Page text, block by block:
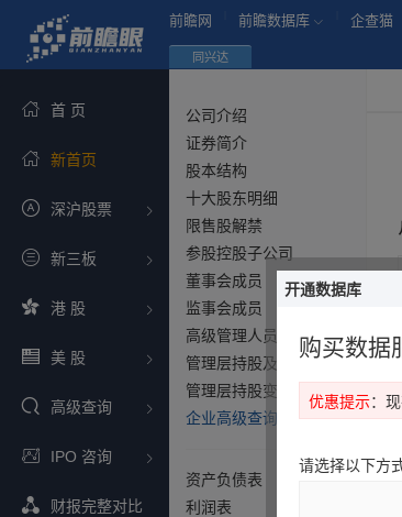
前瞻网 前瞻数据库 企查猫
首 页
新首页
深沪股票
新三板
港 股
美 股
高级查询
IPO 咨询
财报完整对比
同兴达
公司介绍
证券简介
股本结构
十大股东明细
限售股解禁
参股控股子公司
董事会成员
监事会成员
高级管理人员
管理层持股及报酬
管理层持股变化
企业高级查询（新）
资产负债表
利润表
开通数据库
购买数据
优惠提示：
请选择以下方